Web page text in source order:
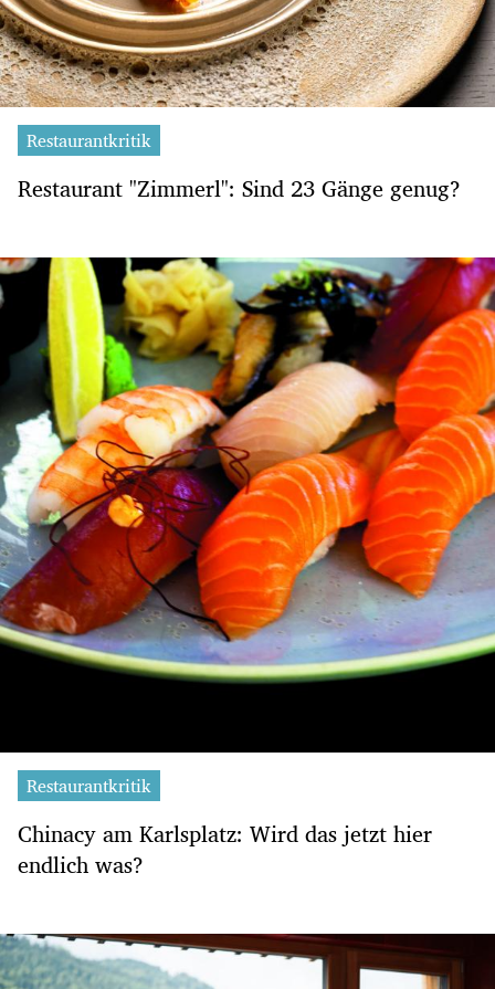
Restaurantkritik
Restaurant "Zimmerl": Sind 23 Gänge genug?
Restaurantkritik
Chinacy am Karlsplatz: Wird das jetzt hier
endlich was?